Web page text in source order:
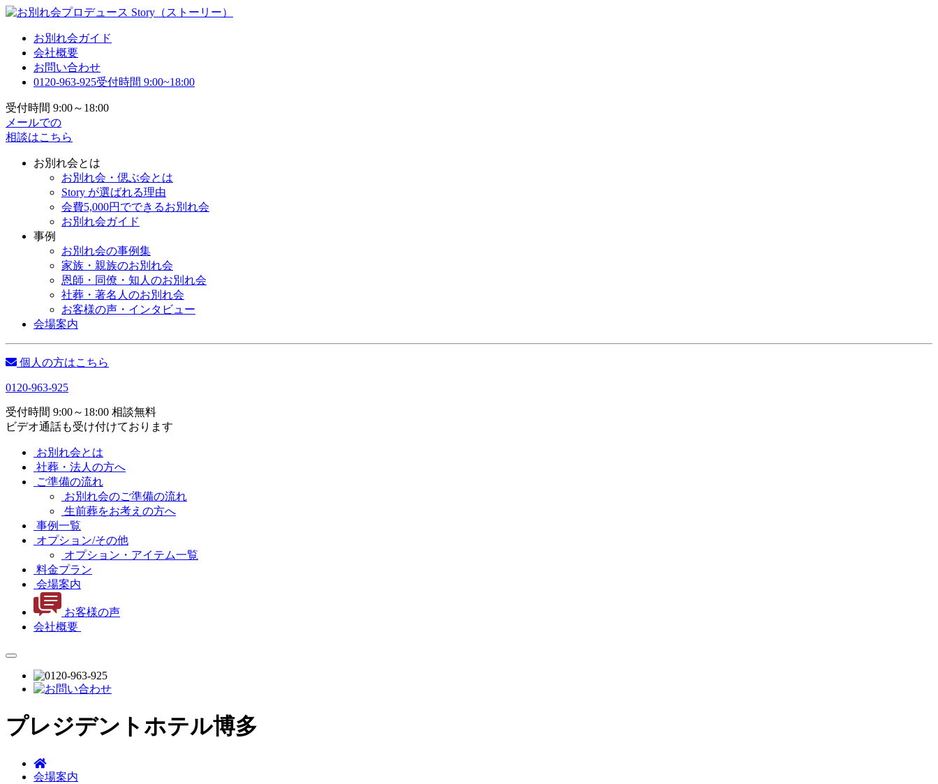
お別れ会ガイド
会社概要
お問い合わせ
0120-963-925受付時間 9:00~18:00
受付時間 9:00～18:00
メールでの
相談はこちら
お別れ会とは
お別れ会・偲ぶ会とは
Story が選ばれる理由
会費5,000円でできるお別れ会
お別れ会ガイド
事例
お別れ会の事例集
家族・親族のお別れ会
恩師・同僚・知人のお別れ会
社葬・著名人のお別れ会
お客様の声・インタビュー
会場案内
個人の方はこちら
0120-963-925
受付時間 9:00～18:00 相談無料
ビデオ通話も受け付けております
お別れ会とは
社葬・法人の方へ
ご準備の流れ
お別れ会のご準備の流れ
生前葬をお考えの方へ
事例一覧
オプション/その他
オプション・アイテム一覧
料金プラン
会場案内
お客様の声
会社概要
プレジデントホテル博多
会場案内